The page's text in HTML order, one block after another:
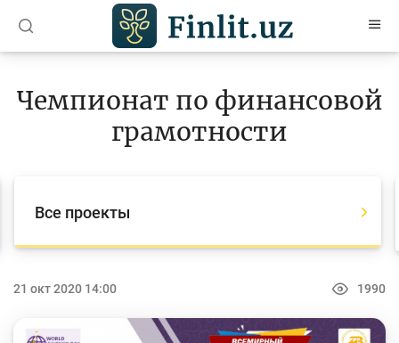
Статьи
Учебные материалы
Все проекты
World Savings day
Конкурсы
Чемпионат по финансовой
грамотности
Все проекты
21 окт 2020 14:00 1990